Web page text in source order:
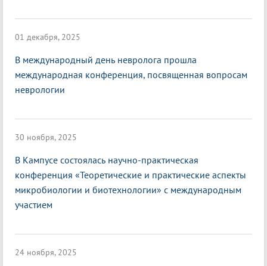
01 декабря, 2025
В международный день невролога прошла
международная конференция, посвященная вопросам
неврологии
30 ноября, 2025
В Кампусе состоялась научно-практическая
конференция «Теоретические и практические аспекты
микробиологии и биотехнологии» с международным
участием
24 ноября, 2025